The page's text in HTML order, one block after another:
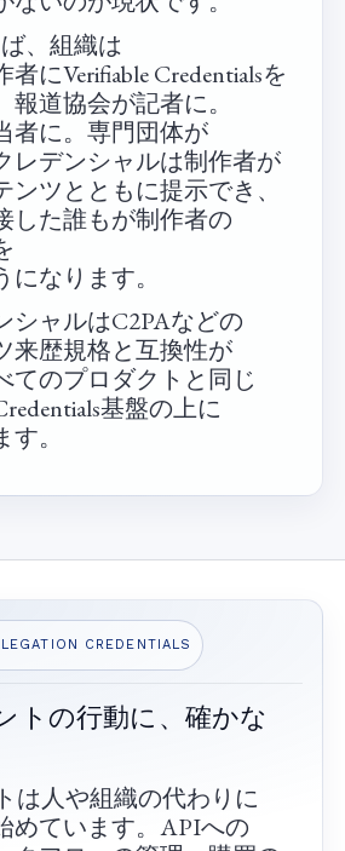
、​組織は​
に​Verifiable Credentialsを​
道協会が​記者に。​
者に。​専門団体が​
レデンシャルは​制作者が​
ツとともに​提示でき、​
した​誰もが​制作者の​
なります。
シャルは​C2PAなどの​
来歴規格と​互換性が​
ての​プロダクトと​同じ​
基盤の​上に​
。
CREDENTIALS
トの​行動に、​確かな​
は​人や​組織の​代わりに​
めています。​APIへの​